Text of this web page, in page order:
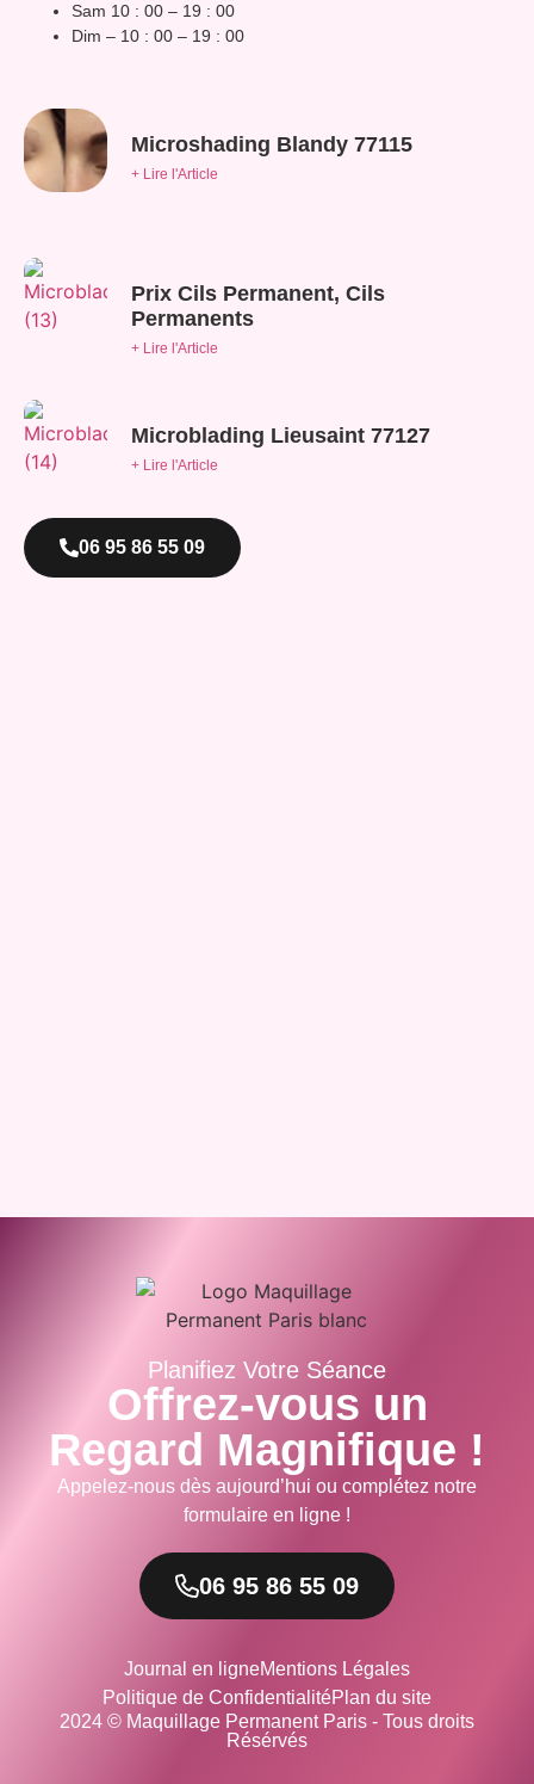
Sam 10 : 00 – 19 : 00
Dim – 10 : 00 – 19 : 00
Microshading Blandy 77115
+ Lire l'Article
Prix Cils Permanent, Cils
Permanents
+ Lire l'Article
Microblading Lieusaint 77127
+ Lire l'Article
06 95 86 55 09
Planifiez Votre Séance
Offrez-vous un
Regard Magnifique !
Appelez-nous dès aujourd’hui ou complétez notre
formulaire en ligne !
06 95 86 55 09
Journal en ligneMentions Légales
Politique de ConfidentialitéPlan du site
2024 © Maquillage Permanent Paris - Tous droits
Résérvés